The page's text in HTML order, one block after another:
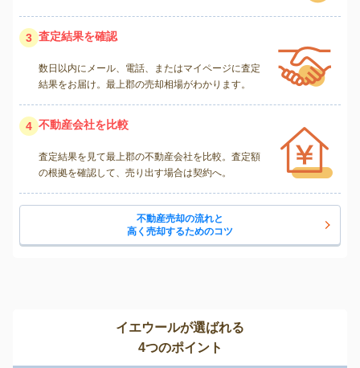
3 査定結果を確認
数日以内にメール、電話、またはマイページに査定
結果をお届け。最上郡の売却相場がわかります。
4 不動産会社を比較
査定結果を見て最上郡の不動産会社を比較。査定額
の根拠を確認して、売り出す場合は契約へ。
不動産売却の流れと
高く売却するためのコツ
イエウールが選ばれる
4つのポイント